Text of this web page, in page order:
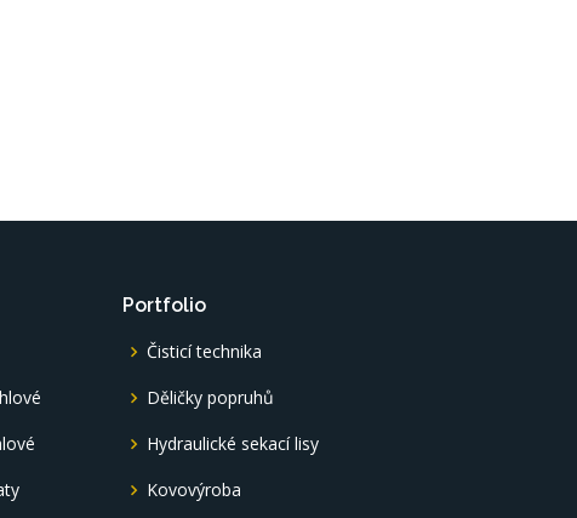
Portfolio
Čisticí technika
Děličky popruhů
Hydraulické sekací lisy
Kovovýroba